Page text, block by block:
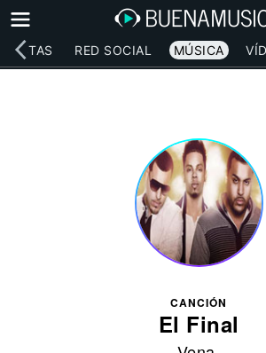
RED SOCIAL MÚSICA
CANCIÓN
El Final